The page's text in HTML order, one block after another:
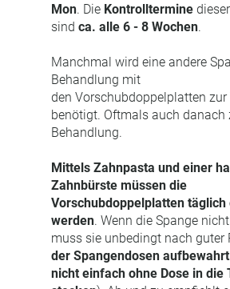
Mon. Die Kontrolltermine
sind ca. alle 6 - 8 Wochen.
Manchmal wird eine andere
Behandlung mit
den Vorschubdoppelplatten zur
benötigt. Oftmals auch danach
Behandlung.
Mittels Zahnpasta und einer
Zahnbürste müssen die
Vorschubdoppelplatten täglich
werden. Wenn die Spange
muss sie unbedingt nach guter
der Spangendosen aufbewahrt
nicht einfach ohne Dose in die